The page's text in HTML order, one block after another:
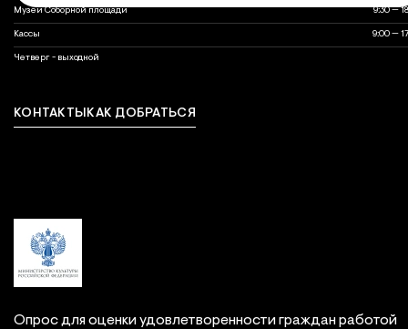
Музеи Соборной площади 9:30 —
Кассы 9:00 —
Четверг - выходной
Связаться с нами
КОНТАКТЫКАК ДОБРАТЬСЯ
Опрос для оценки удовлетворенности граждан работой